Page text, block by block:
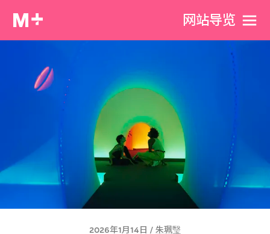
网站导览
2026年1月14日 / 朱珮瑿